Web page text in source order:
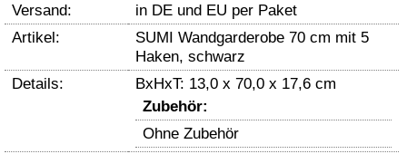
Versand:
in DE und EU per Paket
Artikel:
SUMI Wandgarderobe 70 cm mit 5
Haken, schwarz
Details:
BxHxT: 13,0 x 70,0 x 17,6 cm
Zubehör:
Ohne Zubehör